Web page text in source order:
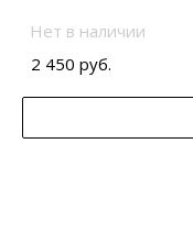
Нет в наличии
2 450 руб.